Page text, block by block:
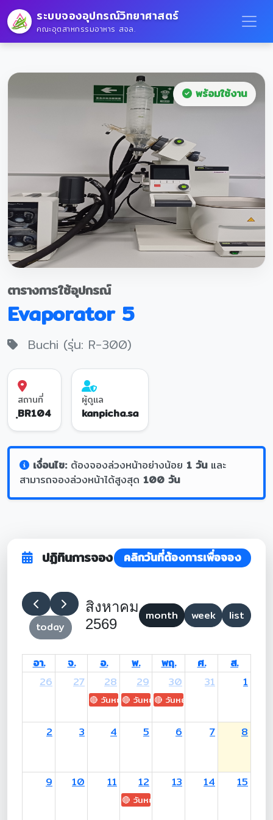
ระบบจองอุปกรณ์วิทยาศาสตร์
คณะอุตสาหกรรมอาหาร สจล.
พร้อมใช้งาน
ตารางการใช้อุปกรณ์
Evaporator 5
Buchi (รุ่น: R-300)
สถานที่
ฺBR104
ผู้ดูแล
kanpicha.sa
เงื่อนไข:ต้องจองล่วงหน้าอย่างน้อย 1 วันและ
สามารถจองล่วงหน้าได้สูงสุด 100 วัน
ปฏิทินการจอง คลิกวันที่ต้องการเพื่อจอง
today
สิงหาคม
2569
month week list
อา. จ. อ. พ. พฤ. ศ.
ส.
26
27 28
🔴 วันหยุด: H.M. King Maha Vajiralongkorn's
29
🔴 วันหยุด: Asanha Bucha Day
30
🔴 วันหยุด: Buddhist Lent
31 1
2 3 4 5 6 7 8
9 10 11 12
🔴 วันหยุด: H.M. Queen Sirikit The
13 14 15